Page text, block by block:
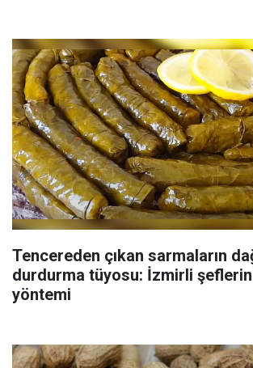
Tencereden çıkan sarmaların
durdurma tüyosu: İzmirli
yöntemi